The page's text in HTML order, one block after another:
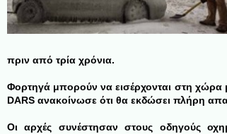
πριν από τρία χρόνια.
Φορτηγά μπορούν να εισέρχονται στη χώρα
DARS ανακοίνωσε ότι θα εκδώσει πλήρη
Οι αρχές συνέστησαν στους οδηγούς